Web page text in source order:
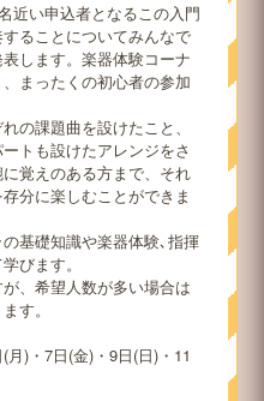
近い申込者となるこの入門
ることについてみんなで
します。楽器体験コーナ
まったくの初心者の参加
の課題曲を設けたこと、
トも設けたアレンジをさ
覚えのある方まで、それ
分に楽しむことができま
基礎知識や楽器体験､指揮
びます。
、希望人数が多い場合は
す。
)・7日(金)・9日(日)・11